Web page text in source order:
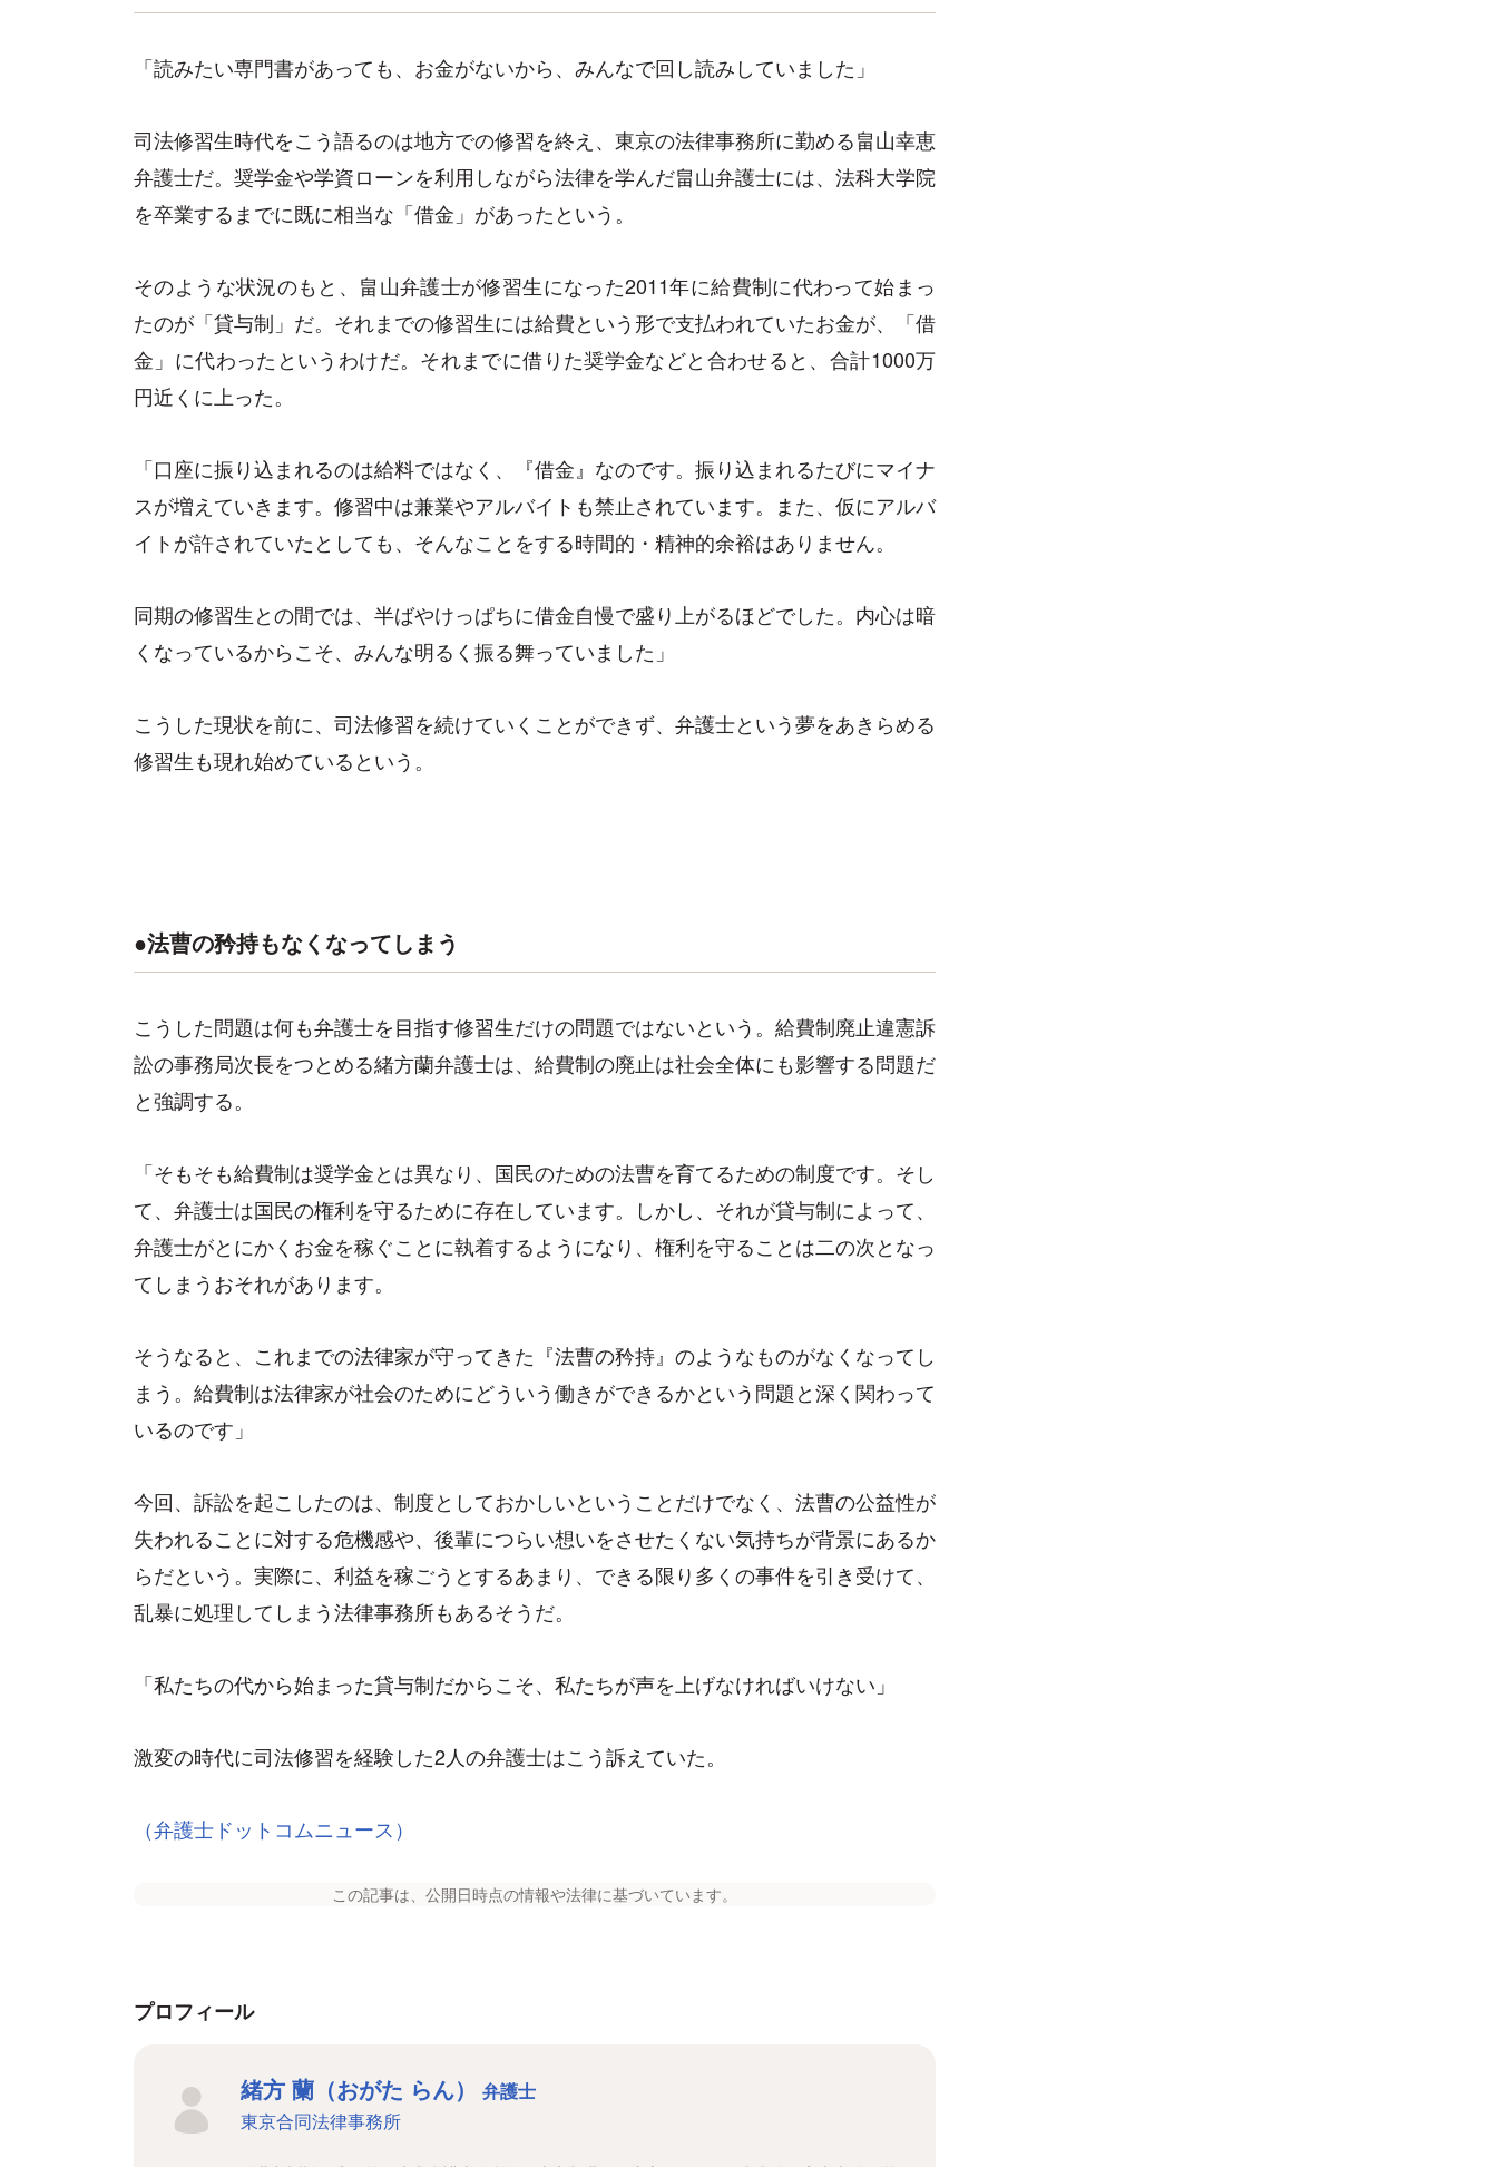
「読みたい専門書があっても、お金がないから、みんなで回し読みしていました」
司法修習生時代をこう語るのは地方での修習を終え、東京の法律事務所に勤める畠山幸恵
弁護士だ。奨学金や学資ローンを利用しながら法律を学んだ畠山弁護士には、法科大学院
を卒業するまでに既に相当な「借金」があったという。
そのような状況のもと、畠山弁護士が修習生になった2011年に給費制に代わって始まっ
たのが「貸与制」だ。それまでの修習生には給費という形で支払われていたお金が、「借
金」に代わったというわけだ。それまでに借りた奨学金などと合わせると、合計1000万
円近くに上った。
「口座に振り込まれるのは給料ではなく、『借金』なのです。振り込まれるたびにマイナ
スが増えていきます。修習中は兼業やアルバイトも禁止されています。また、仮にアルバ
イトが許されていたとしても、そんなことをする時間的・精神的余裕はありません。
同期の修習生との間では、半ばやけっぱちに借金自慢で盛り上がるほどでした。内心は暗
くなっているからこそ、みんな明るく振る舞っていました」
こうした現状を前に、司法修習を続けていくことができず、弁護士という夢をあきらめる
修習生も現れ始めているという。
●法曹の矜持もなくなってしまう
こうした問題は何も弁護士を目指す修習生だけの問題ではないという。給費制廃止違憲訴
訟の事務局次長をつとめる緒方蘭弁護士は、給費制の廃止は社会全体にも影響する問題だ
と強調する。
「そもそも給費制は奨学金とは異なり、国民のための法曹を育てるための制度です。そし
て、弁護士は国民の権利を守るために存在しています。しかし、それが貸与制によって、
弁護士がとにかくお金を稼ぐことに執着するようになり、権利を守ることは二の次となっ
てしまうおそれがあります。
そうなると、これまでの法律家が守ってきた『法曹の矜持』のようなものがなくなってし
まう。給費制は法律家が社会のためにどういう働きができるかという問題と深く関わって
いるのです」
今回、訴訟を起こしたのは、制度としておかしいということだけでなく、法曹の公益性が
失われることに対する危機感や、後輩につらい想いをさせたくない気持ちが背景にあるか
らだという。実際に、利益を稼ごうとするあまり、できる限り多くの事件を引き受けて、
乱暴に処理してしまう法律事務所もあるそうだ。
「私たちの代から始まった貸与制だからこそ、私たちが声を上げなければいけない」
激変の時代に司法修習を経験した2人の弁護士はこう訴えていた。
（弁護士ドットコムニュース）
この記事は、公開日時点の情報や法律に基づいています。
プロフィール
緒方 蘭（おがた らん） 弁護士
東京合同法律事務所